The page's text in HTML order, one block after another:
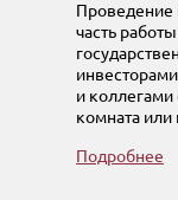
Проведение
часть
и коллегами
комната
Подробнее